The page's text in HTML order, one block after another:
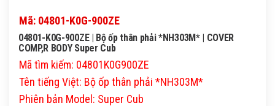
Mã: 04801-K0G-900ZE
04801-K0G-900ZE | Bộ ốp thân phải *NH303M* | COVER
COMP,R BODY Super Cub
Mã tìm kiếm: 04801K0G900ZE
Tên tiếng Việt: Bộ ốp thân phải *NH303M*
Phiên bản Model: Super Cub